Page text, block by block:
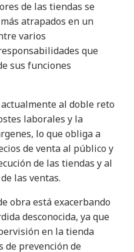
de las tiendas se
atrapados en un
varios
que
sus funciones
al doble reto
laborales y la
lo que obliga a
de venta al público y
de las tiendas y al
las ventas.
obra está exacerbando
desconocida, ya que
en la tienda
de prevención de